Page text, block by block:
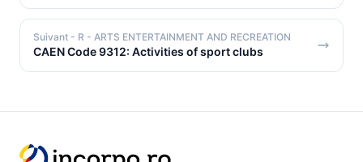
Suivant - R - ARTS ENTERTAINMENT AND RECREATION
CAEN Code 9312: Activities of sport clubs